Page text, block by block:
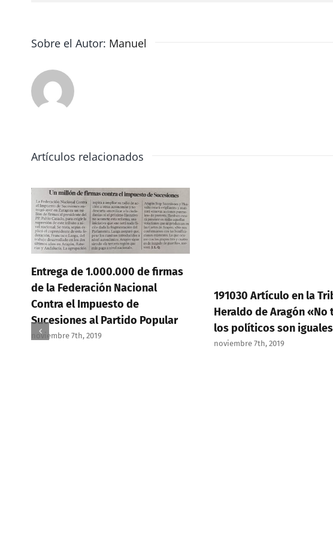
Sobre el Autor: Manuel
Artículos relacionados
de 1.000.000 de firmas
la Federación Nacional
el Impuesto de
al Partido Popular
7th, 2019
191030 Artículo en la Tribuna del
Heraldo de Aragón «No todos
los políticos son iguales»
noviembre 7th, 2019